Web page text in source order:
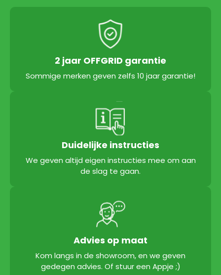
2 jaar OFFGRID garantie
Sommige merken geven zelfs 10 jaar garantie!
Duidelijke instructies
We geven altijd eigen instructies mee om aan
de slag te gaan.
Advies op maat
Kom langs in de showroom, en we geven
gedegen advies. Of stuur een Appje ;)